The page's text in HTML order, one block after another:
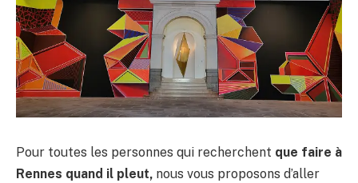
Pour toutes les personnes qui recherchent que faire à
Rennes quand il pleut, nous vous proposons d’aller